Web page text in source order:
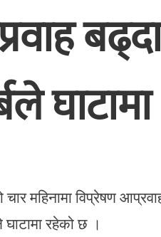
घाटामा
महिनामा विप्रेषण
रहेको छ ।